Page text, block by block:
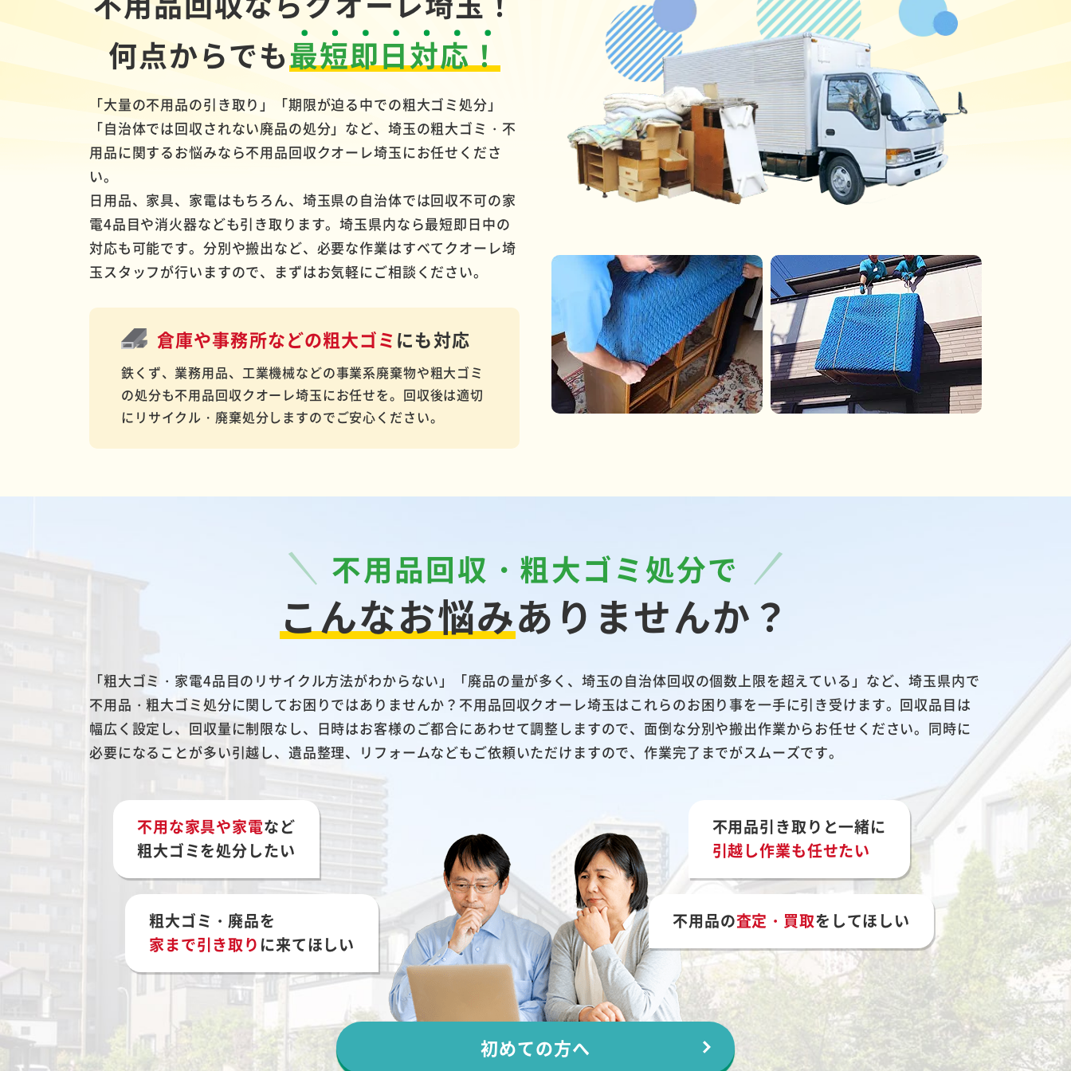
何点からでも最短即日対応！
「大量の不用品の引き取り」「期限が迫る中での粗大ゴミ処分」
「自治体では回収されない廃品の処分」など、埼玉の粗大ゴミ・不
用品に関するお悩みなら不用品回収クオーレ埼玉にお任せくださ
い。
日用品、家具、家電はもちろん、埼玉県の自治体では回収不可の家
電4品目や消火器なども引き取ります。埼玉県内なら最短即日中の
対応も可能です。分別や搬出など、必要な作業はすべてクオーレ埼
玉スタッフが行いますので、まずはお気軽にご相談ください。
倉庫や事務所などの粗大ゴミ にも対応
鉄くず、業務用品、工業機械などの事業系廃棄物や粗大ゴミ
の処分も不用品回収クオーレ埼玉にお任せを。回収後は適切
にリサイクル・廃棄処分しますのでご安心ください。
不用品回収・粗大ゴミ処分で
こんなお悩みありませんか？
「粗大ゴミ・家電4品目のリサイクル方法がわからない」「廃品の量が多く、埼玉の自治体回収の個数上限を超えている」など、埼玉県内で
不用品・粗大ゴミ処分に関してお困りではありませんか？不用品回収クオーレ埼玉はこれらのお困り事を一手に引き受けます。回収品目は
幅広く設定し、回収量に制限なし、日時はお客様のご都合にあわせて調整しますので、面倒な分別や搬出作業からお任せください。同時に
必要になることが多い引越し、遺品整理、リフォームなどもご依頼いただけますので、作業完了までがスムーズです。
不用な家具や家電など
粗大ゴミを処分したい
不用品引き取りと一緒に
引越し作業も任せたい
粗大ゴミ・廃品を
家まで引き取り に来てほしい
不用品の査定・買取をしてほしい
初めての方へ